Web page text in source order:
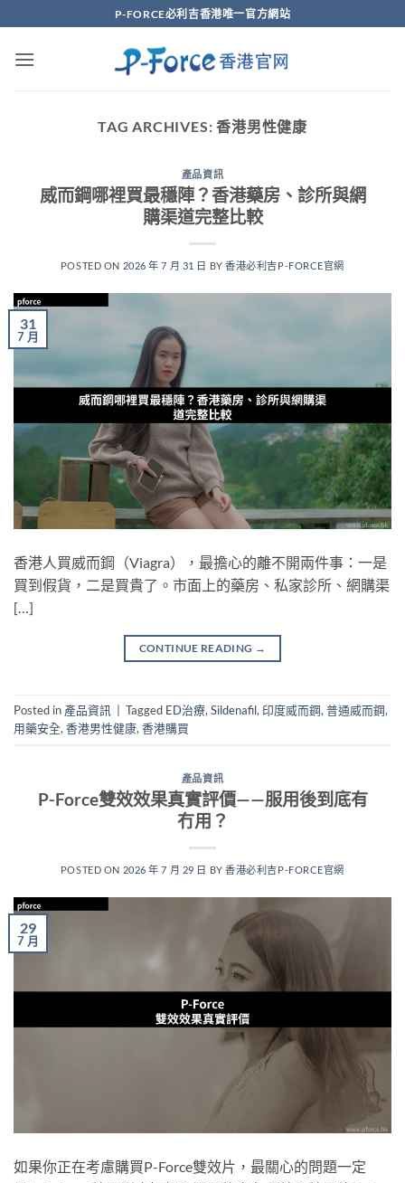
to
content
P-FORCE必利吉香港唯一官方網站
TAG ARCHIVES:香港男性健康
產品資訊
威而鋼哪裡買最穩陣？香港藥房、診所與網
購渠道完整比較
POSTED ON 2026 年 7 月 31 日 BY香港必利吉P-FORCE官網
31
7 月
香港人買威而鋼（Viagra），最擔心的離不開兩件事：一是
買到假貨，二是買貴了。市面上的藥房、私家診所、網購渠
[…]
CONTINUE READING →
Posted in 產品資訊 Tagged ED治療,Sildenafil,印度威而鋼,普通威而鋼,
用藥安全,香港男性健康,香港購買
產品資訊
P-Force雙效效果真實評價——服用後到底有
冇用？
POSTED ON 2026 年 7 月 29 日 BY香港必利吉P-FORCE官網
29
7 月
如果你正在考慮購買P-Force雙效片，最關心的問題一定